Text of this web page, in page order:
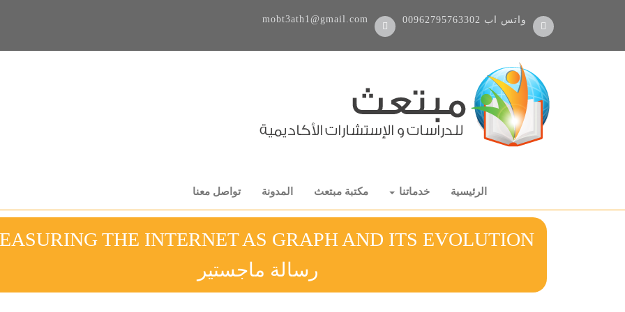
00962795763302 واتس اب mobt3ath1@gmail.com
الرئيسية خدماتنا مكتبة مبتعث المدونة تواصل معنا
THE INTERNET AS GRAPH AND ITS EVOLUTION
رسالة ماجستير